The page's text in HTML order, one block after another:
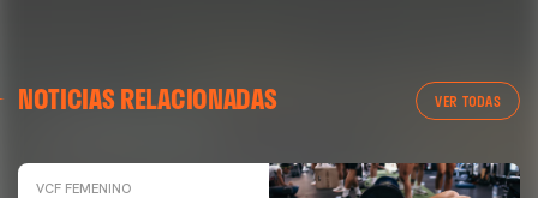
NOTICIAS RELACIONADAS VER TODAS
VCF FEMENINO